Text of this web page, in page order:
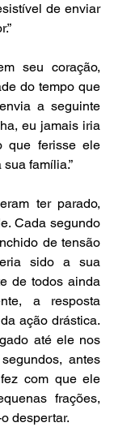
de enviar
seu coração,
do tempo que
a seguinte
eu jamais iria
que ferisse ele
família.”
ter parado,
Cada segundo
de tensão
sido a sua
de todos ainda
a resposta
ação drástica.
até ele nos
antes
com que ele
frações,
despertar.